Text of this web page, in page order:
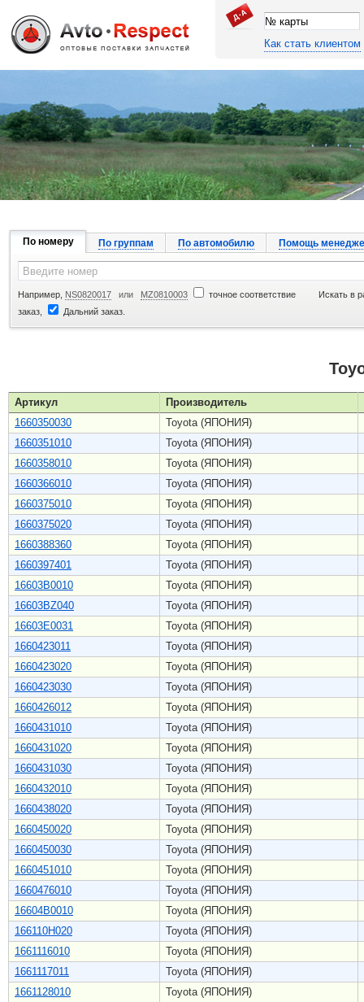
Джапан Авто
Как стать клиентом
По номеру По группам По автомобилю Помощь
Например, NS0820017 или MZ0810003 точное соответствие
Искать в
заказ,
Дальний заказ.
Артикул
Производитель
1660350030
Toyota (ЯПОНИЯ)
1660351010
Toyota (ЯПОНИЯ)
1660358010
Toyota (ЯПОНИЯ)
1660366010
Toyota (ЯПОНИЯ)
1660375010
Toyota (ЯПОНИЯ)
1660375020
Toyota (ЯПОНИЯ)
1660388360
Toyota (ЯПОНИЯ)
1660397401
Toyota (ЯПОНИЯ)
16603B0010
Toyota (ЯПОНИЯ)
16603BZ040
Toyota (ЯПОНИЯ)
16603E0031
Toyota (ЯПОНИЯ)
1660423011
Toyota (ЯПОНИЯ)
1660423020
Toyota (ЯПОНИЯ)
1660423030
Toyota (ЯПОНИЯ)
1660426012
Toyota (ЯПОНИЯ)
1660431010
Toyota (ЯПОНИЯ)
1660431020
Toyota (ЯПОНИЯ)
1660431030
Toyota (ЯПОНИЯ)
1660432010
Toyota (ЯПОНИЯ)
1660438020
Toyota (ЯПОНИЯ)
1660450020
Toyota (ЯПОНИЯ)
1660450030
Toyota (ЯПОНИЯ)
1660451010
Toyota (ЯПОНИЯ)
1660476010
Toyota (ЯПОНИЯ)
16604B0010
Toyota (ЯПОНИЯ)
166110H020
Toyota (ЯПОНИЯ)
1661116010
Toyota (ЯПОНИЯ)
1661117011
Toyota (ЯПОНИЯ)
1661128010
Toyota (ЯПОНИЯ)